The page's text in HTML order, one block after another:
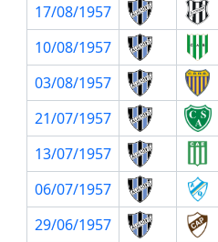
17/08/1957
10/08/1957
03/08/1957
21/07/1957
13/07/1957
06/07/1957
29/06/1957